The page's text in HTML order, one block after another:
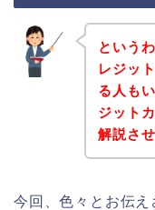
という
レジッ
る人も
ジット
解説さ
今回、色々とお伝え